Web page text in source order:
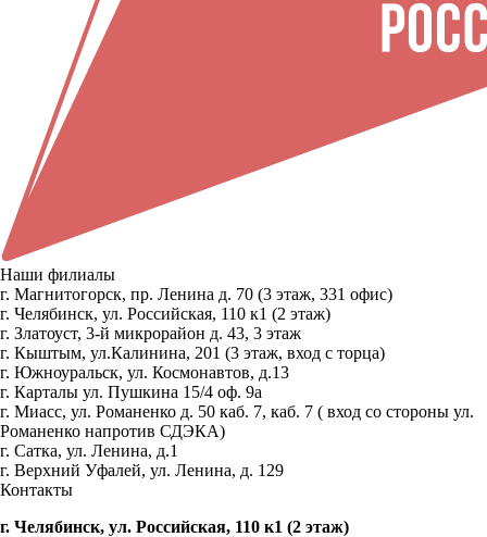
Наши филиалы
г. Магнитогорск, пр. Ленина д. 70 (3 этаж, 331 офис)
г. Челябинск, ул. Российская, 110 к1 (2 этаж)
г. Златоуст, 3-й микрорайон д. 43, 3 этаж
г. Кыштым, ул.Калинина, 201 (3 этаж, вход с торца)
г. Южноуральск, ул. Космонавтов, д.13
г. Карталы ул. Пушкина 15/4 оф. 9а
г. Миасс, ул. Романенко д. 50 каб. 7, каб. 7 ( вход со стороны ул.
Романенко напротив СДЭКА)
г. Сатка, ул. Ленина, д.1
г. Верхний Уфалей, ул. Ленина, д. 129
Контакты
г. Челябинск, ул. Российская, 110 к1 (2 этаж)